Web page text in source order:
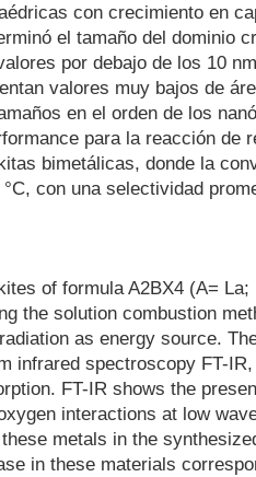
con crecimiento en
el tamaño del dominio
por debajo de los 10
valores muy bajos de
en el orden de los
para la reacción de
bimetálicas, donde la
con una selectividad
of formula A2BX4 (A=
the solution combustion
as energy source.
infrared spectroscopy FT-
FT-IR shows the
interactions at low
metals in the
in these materials